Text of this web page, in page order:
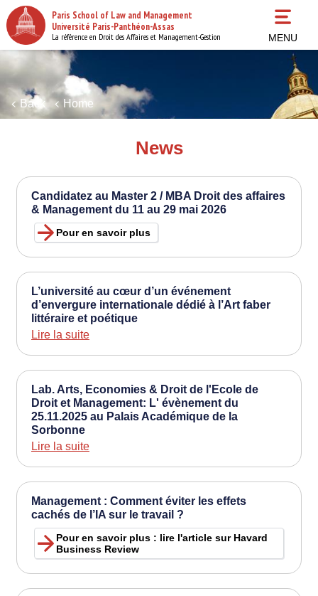
Skip
to
main
content
Paris School of Law and Management
Université Paris-Panthéon-Assas
La référence en Droit des Affaires et Management-Gestion MENU
Back Home
News
Candidatez au Master 2 / MBA Droit des affaires
& Management du 11 au 29 mai 2026
Pour en savoir plus
L’université au cœur d’un événement
d’envergure internationale dédié à l’Art faber
littéraire et poétique
Lire la suite
Lab. Arts, Economies & Droit de l'Ecole de
Droit et Management: L' évènement du
25.11.2025 au Palais Académique de la
Sorbonne
Lire la suite
Management : Comment éviter les effets
cachés de l’IA sur le travail ?
Pour en savoir plus : lire l'article sur Havard
Business Review